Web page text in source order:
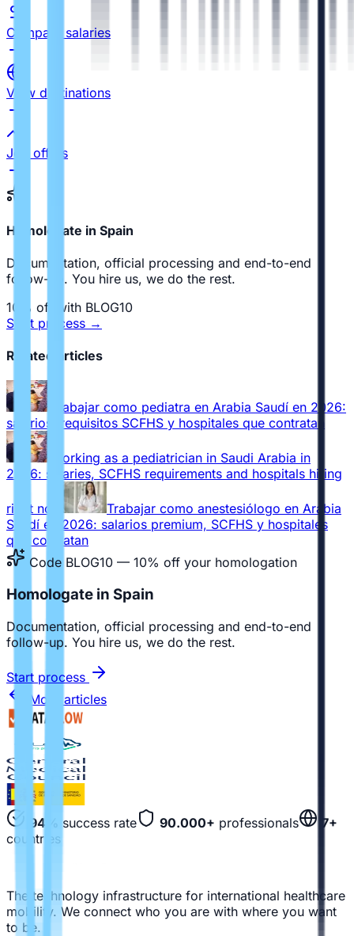
Compare salaries
View destinations
Job offers
Homologate in Spain
Documentation, official processing and end-to-end
follow-up. You hire us, we do the rest.
10% off with BLOG10
Start process →
Related articles
Trabajar como pediatra en Arabia Saudí en 2026:
salarios, requisitos SCFHS y hospitales que contratan
Working as a pediatrician in Saudi Arabia in
2026: salaries, SCFHS requirements and hospitals hiring
right now
Trabajar como anestesiólogo en Arabia
Saudí en 2026: salarios premium, SCFHS y hospitales
que contratan
Code BLOG10 — 10% off your homologation
Homologate in Spain
Documentation, official processing and end-to-end
follow-up. You hire us, we do the rest.
Start process
More articles
94% success rate 90.000+ professionals
7+
countries
The technology infrastructure for international healthcare
mobility. We connect who you are with where you want
to be.